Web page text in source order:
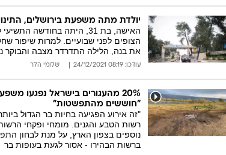
יולדת מתה משפעת בירושלים,
האישה, בת 31, היתה
הצופים לפני שבועיים. למרות שיפור
את בנה, הלילה התדרדר מצבה והבוקר
עודכן: 08:19 24/12/2021 שלומי הלר
20% מהעגורים בישראל נפגעו
"חוששים מהתפשטות"
"זה אירוע הפגיעה בחיות בר הגדול
רשות הטבע והגנים. מומחי ופקחי
נוספים בצפון הארץ, על מנת לבחון
ברשות הבהירו - אסור לגעת בעופות בר